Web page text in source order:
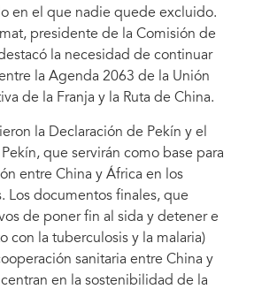
en el que nadie quede excluido.
presidente de la Comisión de
la necesidad de continuar
la Agenda 2063 de la Unión
de la Franja y la Ruta de China.
la Declaración de Pekín y el
que servirán como base para
entre China y África en los
Los documentos finales, que
de poner fin al sida y detener e
con la tuberculosis y la malaria)
sanitaria entre China y
en la sostenibilidad de la